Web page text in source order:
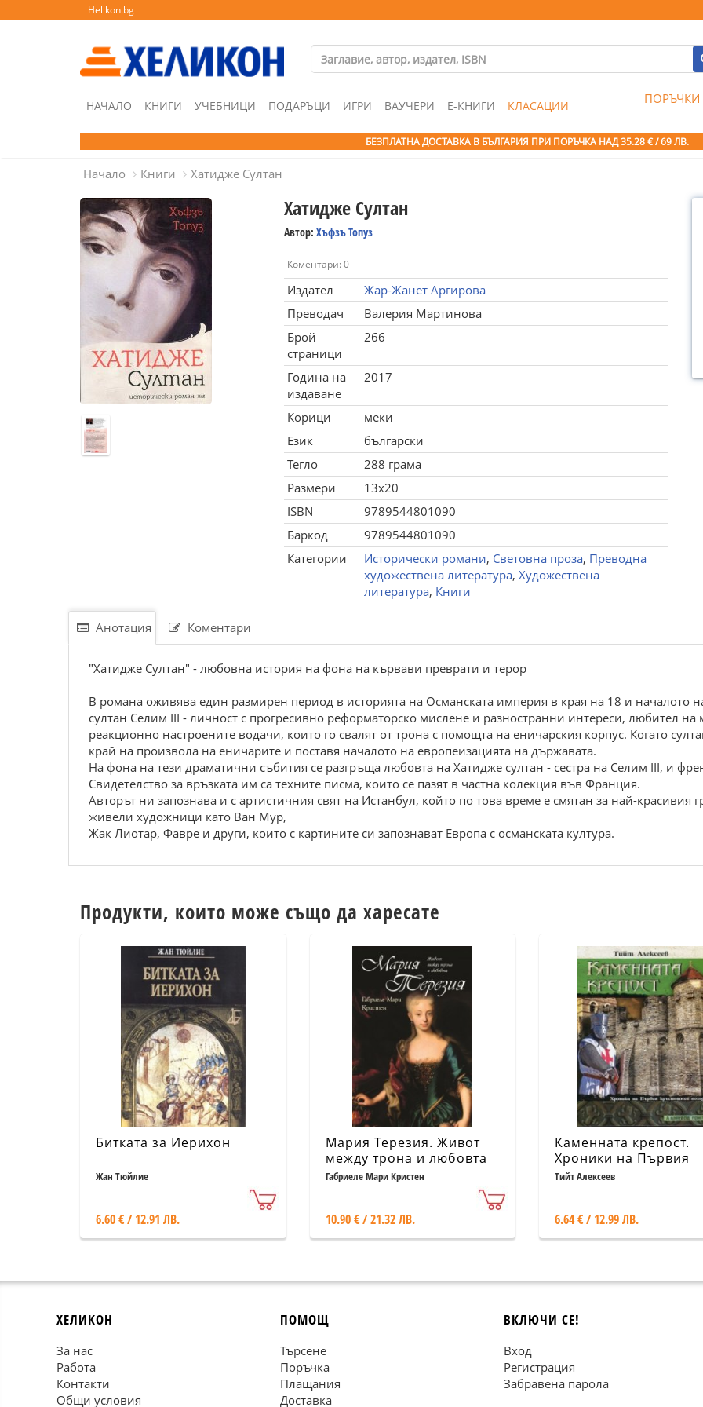
Helikon.bg
НАЧАЛО КНИГИ УЧЕБНИЦИ ПОДАРЪЦИ ИГРИ ВАУЧЕРИ Е-КНИГИ КЛАСАЦИИ
БЕЗПЛАТНА ДОСТАВКА В БЪЛГАРИЯ ПРИ ПОРЪЧКА НАД 35.28 € / 69 ЛВ.
Начало Книги Хатидже Султан
Хатидже Султан
Автор: Хъфзъ Топуз
Коментари: 0
Издател
Жар-Жанет Аргирова
Преводач
Валерия Мартинова
Брой
страници
266
Година на
издаване
2017
Корици
меки
Език
български
Тегло
288 грама
Размери
13x20
ISBN
9789544801090
Баркод
9789544801090
Категории
Исторически романи, Световна проза, Преводна
художествена литература, Художествена
литература, Книги
Анотация Коментари
"Хатидже Султан" - любовна история на фона на кървави преврати и терор
В романа оживява един размирен период в историята на Османската империя в края на 18 и началото
султан Селим III - личност с прогресивно реформаторско мислене и разностранни интереси, любител на
реакционно настроените водачи, които го свалят от трона с помощта на еничарския корпус. Когато
край на произвола на еничарите и поставя началото на европеизацията на държавата.
На фона на тези драматични събития се разгръща любовта на Хатидже султан - сестра на Селим III, и
Свидетелство за връзката им са техните писма, които се пазят в частна колекция във Франция.
Авторът ни запознава и с артистичния свят на Истанбул, който по това време е смятан за най-красивия
живели художници като Ван Мур,
Жак Лиотар, Фавре и други, които с картините си запознават Европа с османската култура.
Продукти, които може също да харесате
Битката за Иерихон
Жан Тюйлие
6.60 € / 12.91 ЛВ.
Мария Терезия. Живот
между трона и любовта
Габриеле Мари Кристен
10.90 € / 21.32 ЛВ.
Каменната крепост.
Хроники на Първия
кръстоносен поход
Тийт Алексеев
6.64 € / 12.99 ЛВ.
ХЕЛИКОН
За нас
Работа
Контакти
Общи условия
ПОМОЩ
Търсене
Поръчка
Плащания
Доставка
ВКЛЮЧИ СЕ!
Вход
Регистрация
Забравена парола